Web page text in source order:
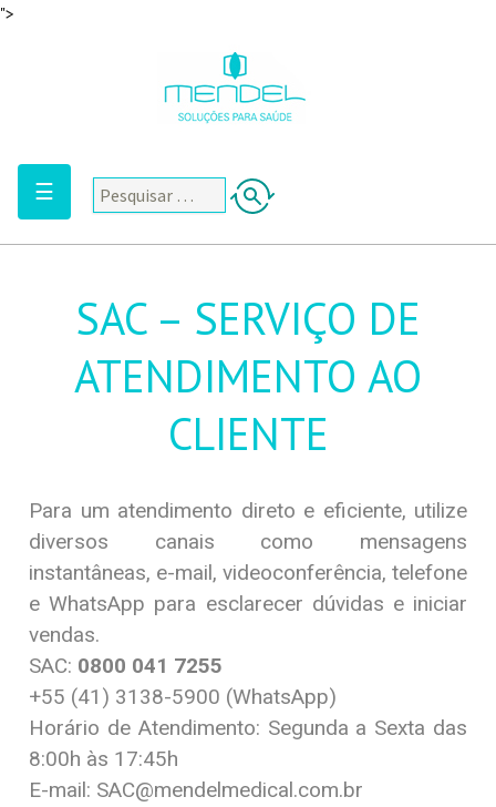
">
☰
SAC – SERVIÇO DE
ATENDIMENTO AO
CLIENTE
Para um atendimento direto e eficiente, utilize
diversos canais como mensagens
instantâneas, e-mail, videoconferência, telefone
e WhatsApp para esclarecer dúvidas e iniciar
vendas.
SAC: 0800 041 7255
+55 (41) 3138-5900 (WhatsApp)
Horário de Atendimento: Segunda a Sexta das
8:00h às 17:45h
E-mail: SAC@mendelmedical.com.br